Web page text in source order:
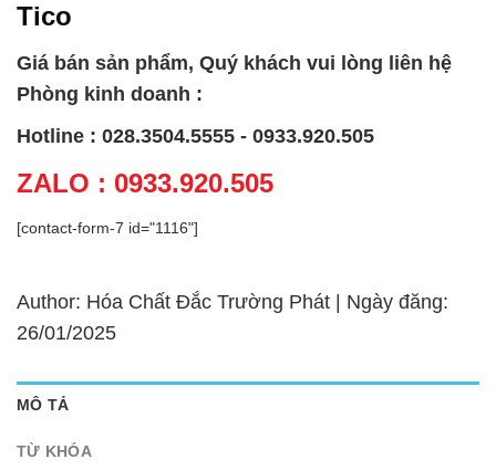
Tico
Giá bán sản phẩm, Quý khách vui lòng liên hệ
Phòng kinh doanh :
Hotline : 028.3504.5555 - 0933.920.505
ZALO : 0933.920.505
[contact-form-7 id="1116"]
Author: Hóa Chất Đắc Trường Phát | Ngày đăng:
26/01/2025
MÔ TẢ
TỪ KHÓA